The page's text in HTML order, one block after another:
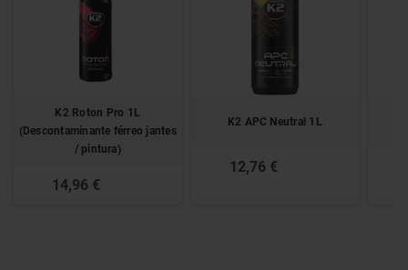
K2 Roton Pro 1L
(Descontaminante férreo jantes
/ pintura)
14,96 €
K2 APC Neutral 1L
12,76 €